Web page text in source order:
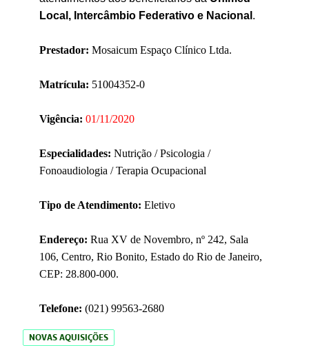
Local, Intercâmbio Federativo e Nacional .
Prestador: Mosaicum Espaço Clínico Ltda.
Matrícula: 51004352-0
Vigência: 01/11/2020
Especialidades: Nutrição / Psicologia /
Fonoaudiologia / Terapia Ocupacional
Tipo de Atendimento: Eletivo
Endereço: Rua XV de Novembro, nº 242, Sala
106, Centro, Rio Bonito, Estado do Rio de Janeiro,
CEP: 28.800-000.
Telefone: (021) 99563-2680
NOVAS AQUISIÇÕES